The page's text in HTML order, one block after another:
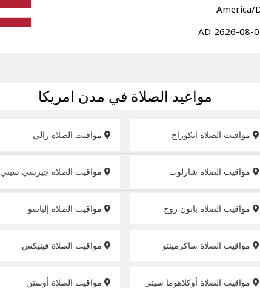
مواعيد الصلاة في مدن امريكا
مواقيت الصلاة انكوراج مواقيت الصلاة رالي
مواقيت الصلاة شارلوت مواقيت الصلاة جيرسي سيتي
مواقيت الصلاة باتون روج مواقيت الصلاة إلباسو
مواقيت الصلاة ساكرمينتو مواقيت الصلاة فينيكس
مواقيت الصلاة أوكلاهوما سيتي مواقيت الصلاة أوستن